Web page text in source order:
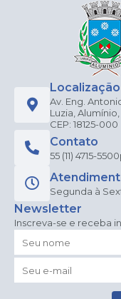
Localização
Av. Eng.
Luzia, Alumínio,
CEP: 18125-000
Contato
55 (11) 4715-5500
Segunda à
Newsletter
Inscreva-se e receba